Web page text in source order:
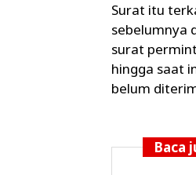
Surat itu
sebelumnya
surat
hingga saat
belum
Baca